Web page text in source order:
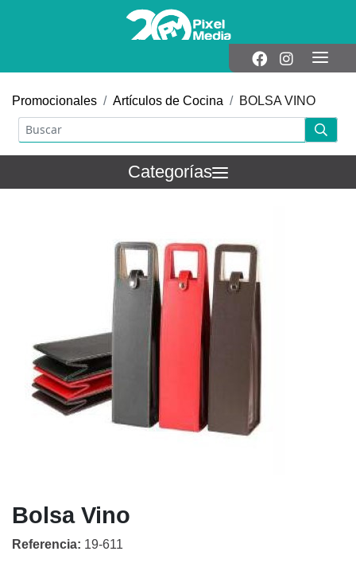
Promocionales Artículos de Cocina BOLSA VINO
Categorías
Bolsa Vino
Referencia: 19-611